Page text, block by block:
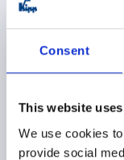
Consent
This website
We use cookies
provide social
Avec leurs bords
personnalisée, les
applications et
maintien ou